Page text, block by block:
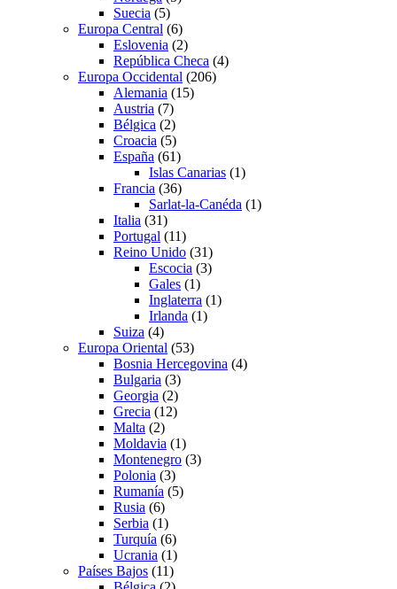
Suecia (5)
Europa Central (6)
Eslovenia (2)
República Checa (4)
Europa Occidental (206)
Alemania (15)
Austria (7)
Bélgica (2)
Croacia (5)
España (61)
Islas Canarias (1)
Francia (36)
Sarlat-la-Canéda (1)
Italia (31)
Portugal (11)
Reino Unido (31)
Escocia (3)
Gales (1)
Inglaterra (1)
Irlanda (1)
Suiza (4)
Europa Oriental (53)
Bosnia Hercegovina (4)
Bulgaria (3)
Georgia (2)
Grecia (12)
Malta (2)
Moldavia (1)
Montenegro (3)
Polonia (3)
Rumanía (5)
Rusia (6)
Serbia (1)
Turquía (6)
Ucrania (1)
Países Bajos (11)